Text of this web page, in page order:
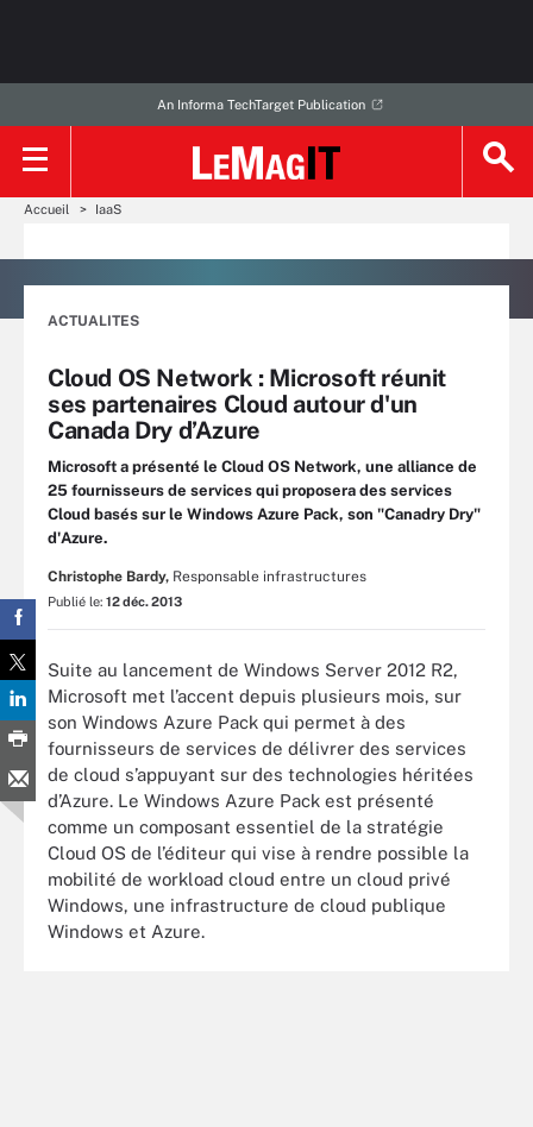
An Informa TechTarget Publication
Accueil IaaS
ACTUALITES
Cloud OS Network : Microsoft réunit
ses partenaires Cloud autour d'un
Canada Dry d’Azure
Microsoft a présenté le Cloud OS Network, une alliance de
25 fournisseurs de services qui proposera des services
Cloud basés sur le Windows Azure Pack, son "Canadry Dry"
d'Azure.
Christophe Bardy, Responsable infrastructures
Publié le: 12 déc. 2013
Suite au lancement de Windows Server 2012 R2,
Microsoft met l’accent depuis plusieurs mois, sur
son Windows Azure Pack qui permet à des
fournisseurs de services de délivrer des services
de cloud s’appuyant sur des technologies héritées
d’Azure. Le Windows Azure Pack est présenté
comme un composant essentiel de la stratégie
Cloud OS de l’éditeur qui vise à rendre possible la
mobilité de workload cloud entre un cloud privé
Windows, une infrastructure de cloud publique
Windows et Azure.